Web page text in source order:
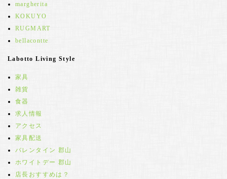
margherita
KOKUYO
RUGMART
bellacontte
Labotto Living Style
家具
雑貨
食器
求人情報
アクセス
家具配送
バレンタイン 郡山
ホワイトデー 郡山
店長おすすめは？